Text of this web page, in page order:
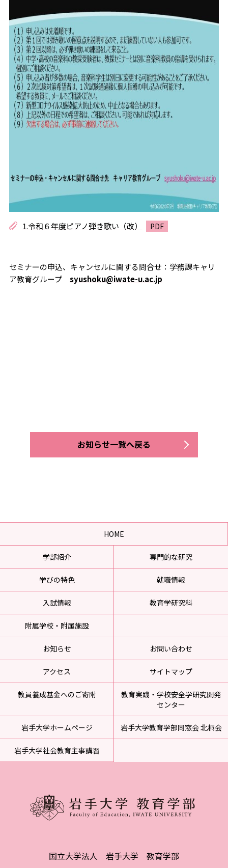
1.令和６年度ピアノ弾き歌い（改）
セミナーの申込、キャンセルに関する問合せ：学務課キャリ
ア教育グループ syushoku@iwate-u.ac.jp
お知らせ一覧へ戻る
HOME
学部紹介 専門的な研究
学びの特色 就職情報
入試情報 教育学研究科
附属学校・附属施設
お知らせ お問い合わせ
アクセス サイトマップ
教員養成基金へのご寄附
教育実践・学校安全学研究開発
センター
岩手大学ホームページ 岩手大学教育学部同窓会 北桐会
岩手大学社会教育主事講習
国立大学法人 岩手大学 教育学部